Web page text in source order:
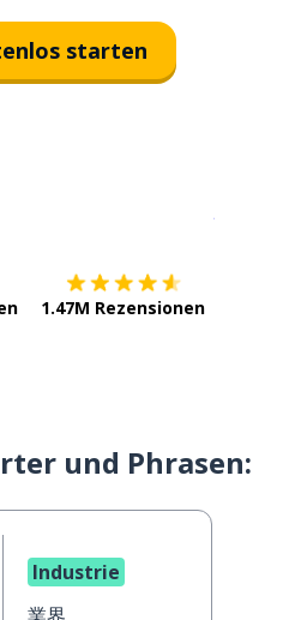
starten
1.47M Rezensionen
und Phrasen:
Industrie